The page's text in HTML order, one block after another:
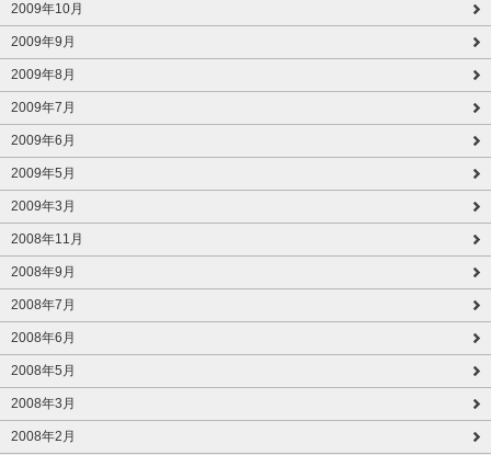
2009年10月
2009年9月
2009年8月
2009年7月
2009年6月
2009年5月
2009年3月
2008年11月
2008年9月
2008年7月
2008年6月
2008年5月
2008年3月
2008年2月